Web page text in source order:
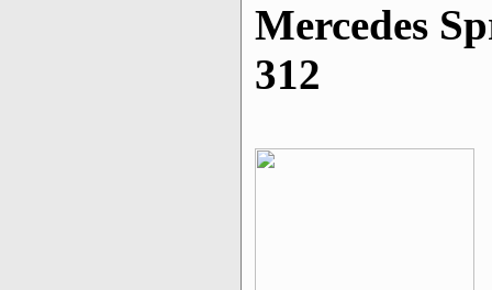
Mеrcedes
312